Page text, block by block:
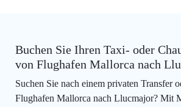
Buchen Sie Ihren Taxi- oder
von Flughafen Mallorca nach
Suchen Sie nach einem privaten Transfer
Flughafen Mallorca nach Llucmajor? Mit